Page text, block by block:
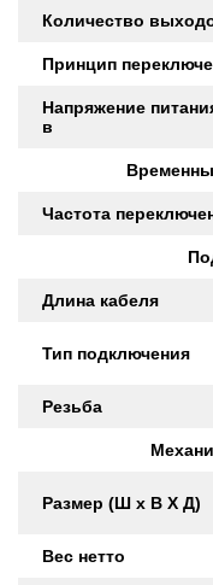
Количество
Принцип
Напряжение
в
Частота
Длина кабеля
Тип подключения
Резьба
Размер (Ш x В X Д)
Вес нетто